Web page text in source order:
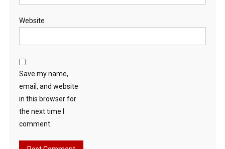
Website
Save my name,
email, and website
in this browser for
the next time I
comment.